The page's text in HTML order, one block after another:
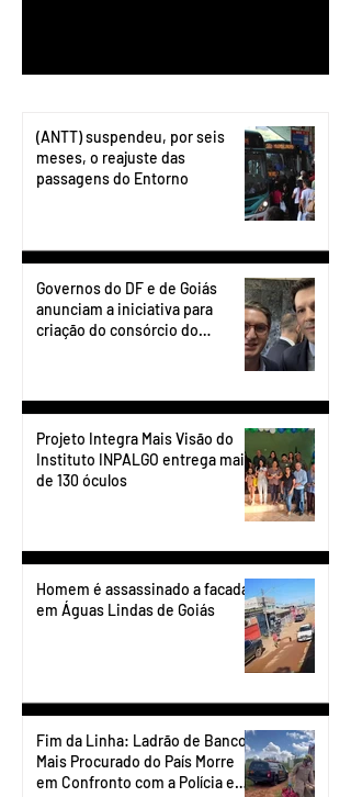
(ANTT) suspendeu, por seis
meses, o reajuste das
passagens do Entorno
Governos do DF e de Goiás
anunciam a iniciativa para
criação do consórcio do
Projeto Integra Mais Visão do
Instituto INPALGO entrega mais
de 130 óculos
Homem é assassinado a facadas
em Águas Lindas de Goiás
Fim da Linha: Ladrão de Banco
Mais Procurado do País Morre
em Confronto com a Polícia em